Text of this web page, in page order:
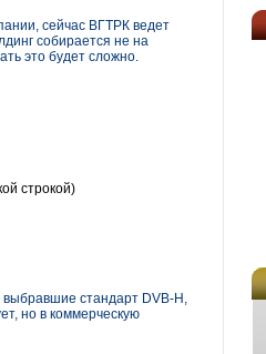
сейчас ВГТРК ведет
собирается не на
это будет сложно.
строкой)
стандарт DVB-H,
но в коммерческую